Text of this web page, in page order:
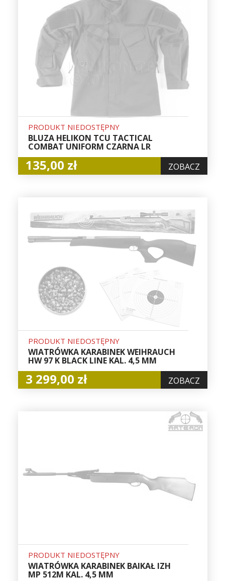
PRODUKT NIEDOSTĘPNY
BLUZA HELIKON TCU TACTICAL
COMBAT UNIFORM CZARNA LR
135,00 zł ZOBACZ
PRODUKT NIEDOSTĘPNY
WIATRÓWKA KARABINEK WEIHRAUCH
HW 97 K BLACK LINE KAL. 4,5 MM
3 299,00 zł ZOBACZ
PRODUKT NIEDOSTĘPNY
WIATRÓWKA KARABINEK BAIKAŁ IZH
MP 512M KAL. 4,5 MM